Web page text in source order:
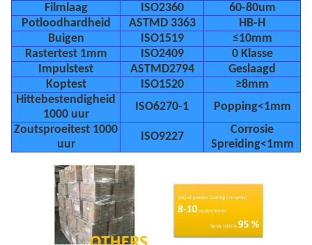
Filmlaag
ISO2360
60-80um
Potloodhardheid
ASTMD 3363
HB-H
Buigen
ISO1519
≤10mm
Rastertest 1mm
ISO2409
0 Klasse
Impulstest
ASTMD2794
Geslaagd
Koptest
ISO1520
≥8mm
Hittebestendigheid
1000 uur
ISO6270-1
Popping<1mm
Zoutsproeitest 1000
uur
ISO9227
Corrosie
Spreiding<1mm